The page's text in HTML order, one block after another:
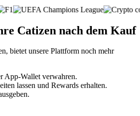
Catizen nach dem Kauf
bietet unsere Plattform noch mehr
App-Wallet verwahren.
lassen und Rewards erhalten.